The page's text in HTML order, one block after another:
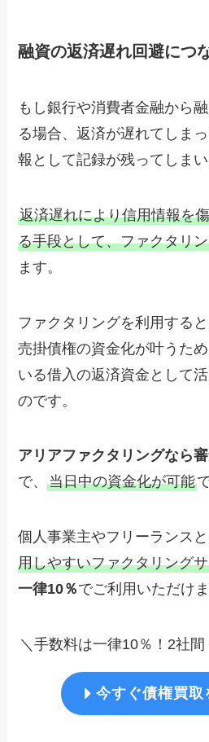
融資の返済遅れ回避につ
もし銀行や消費者金融から
る場合、返済が遅れてしま
報として記録が残ってしまい
返済遅れにより信用情報を
る手段として、ファクタリ
ます。
ファクタリングを利用する
売掛債権の資金化が叶うた
いる借入の返済資金として
のです。
アリアファクタリングなら
で、当日中の資金化が可能
個人事業主やフリーランス
用しやすいファクタリング
一律10％でご利用いただけま
＼手数料は一律10％！2社
今すぐ債権買取